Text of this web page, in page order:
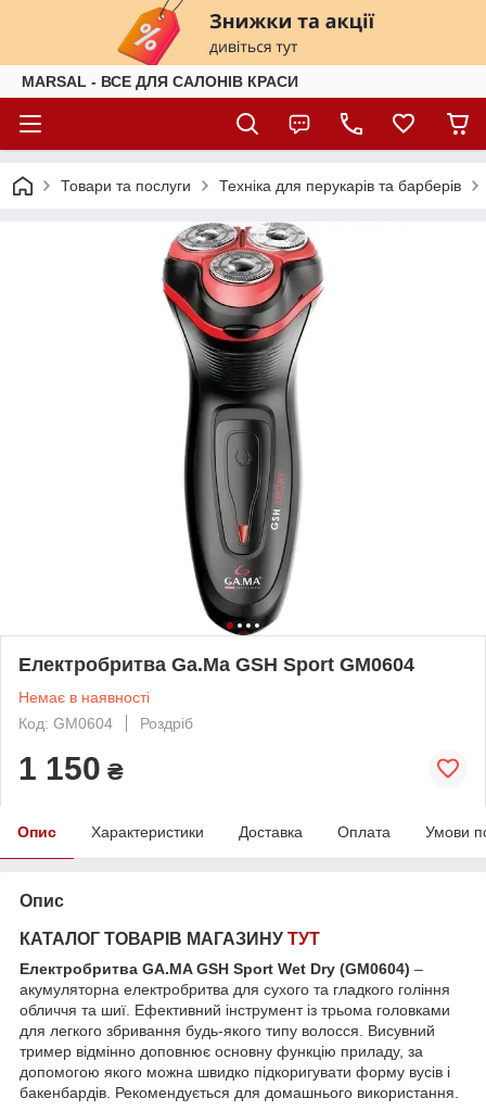
MARSAL - ВСЕ ДЛЯ САЛОНІВ КРАСИ
Товари та послуги Техніка для перукарів та барберів
Електробритва Ga.Ma GSH Sport GM0604
Немає в наявності
Код: GM0604
Роздріб
1 150 ₴
Опис Характеристики Доставка Оплата Умови
Опис
КАТАЛОГ ТОВАРІВ МАГАЗИНУ ТУТ
Електробритва GA.MA GSH Sport Wet Dry (GM0604) –
акумуляторна електробритва для сухого та гладкого гоління
обличчя та шиї. Ефективний інструмент із трьома головками
для легкого збривання будь-якого типу волосся. Висувний
тример відмінно доповнює основну функцію приладу, за
допомогою якого можна швидко підкоригувати форму вусів і
бакенбардів. Рекомендується для домашнього використання.